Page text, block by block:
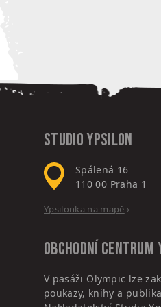
Studio Ypsilon
Spálená 16
110 00 Praha 1
Ypsilonka na mapě ›
Obchodní centrum
V pasáži Olympic lze
poukazy, knihy a